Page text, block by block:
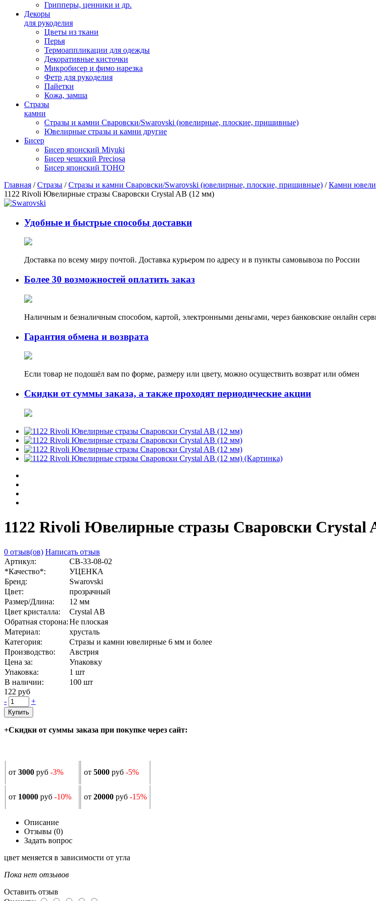
Грипперы, ценники и др.
Декоры
для рукоделия
Цветы из ткани
Перья
Термоаппликации для одежды
Декоративные кисточки
Микробисер и фимо нарезка
Фетр для рукоделия
Пайетки
Кожа, замша
Стразы
камни
Стразы и камни Сваровски/Swarovski (ювелирные, плоские, пришивные)
Ювелирные стразы и камни другие
Бисер
Бисер японский Miyuki
Бисер чешский Preciosa
Бисер японский TOHO
Главная /Стразы /Стразы и камни Сваровски/Swarovski (ювелирные, плоские, пришивные) /Камни
1122 Rivoli Ювелирные стразы Сваровски Crystal AB (12 мм)
Удобные и быстрые способы доставки
Доставка по всему миру почтой. Доставка курьером по адресу и в пункты самовывоза по России
Более 30 возможностей оплатить заказ
Наличным и безналичным способом, картой, электронными деньгами, через банковские онлайн
Гарантия обмена и возврата
Если товар не подошёл вам по форме, размеру или цвету, можно осуществить возврат или обмен
Скидки от суммы заказа, а также проходят периодические акции
1122 Rivoli Ювелирные стразы Сваровски Crystal
0 отзыв(ов) Написать отзыв
Артикул:
СВ-33-08-02
*Качество*:
УЦЕНКА
Бренд:
Swarovski
Цвет:
прозрачный
Размер/Длина:
12 мм
Цвет кристалла:
Crystal AB
Обратная сторона:Не плоская
Материал:
хрусталь
Категория:
Стразы и камни ювелирные 6 мм и более
Производство:
Австрия
Цена за:
Упаковку
Упаковка:
1 шт
В наличии:
100 шт
122 руб
-
+
Купить
+Скидки от суммы заказа при покупке через сайт:
от 3000 руб -3% от 5000 руб -5%
от 10000 руб -10% от 20000 руб -15%
Описание
Отзывы (0)
Задать вопрос
цвет меняется в зависимости от угла
Пока нет отзывов
Оставить отзыв